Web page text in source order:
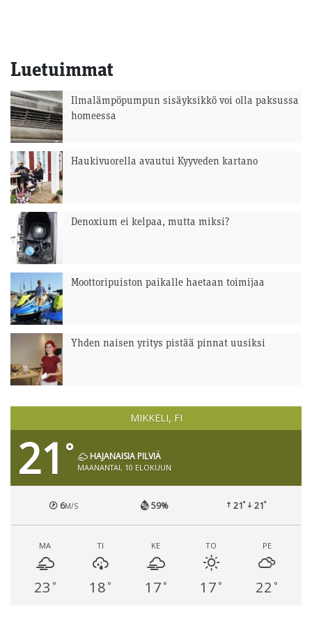
Luetuimmat
Ilmalämpöpumpun sisäyksikkö voi olla paksussa
homeessa
Haukivuorella avautui Kyyveden kartano
Denoxium ei kelpaa, mutta miksi?
Moottoripuiston paikalle haetaan toimijaa
Yhden naisen yritys pistää pinnat uusiksi
MIKKELI, FI
21 ° HAJANAISIA PILVIÄ
MAANANTAI, 10 ELOKUUN
6M/S 59% 21° 21°
MA
23 °
TI
18 °
KE
17 °
TO
17 °
PE
22 °